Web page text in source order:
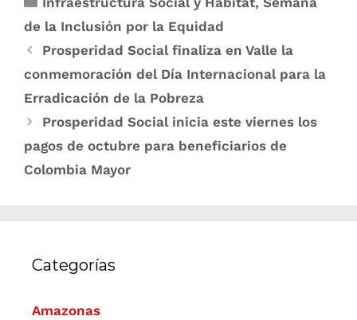
de la Inclusión por la Equidad
Prosperidad Social finaliza en Valle la
conmemoración del Día Internacional para la
Erradicación de la Pobreza
Prosperidad Social inicia este viernes los
pagos de octubre para beneficiarios de
Colombia Mayor
Categorías
Amazonas